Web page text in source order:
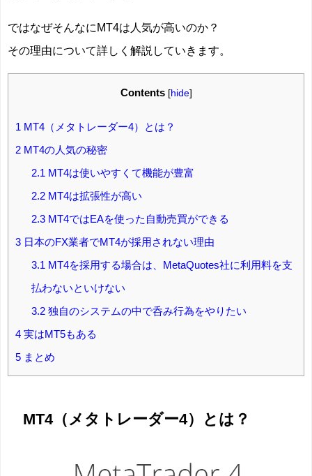
ではなぜそんなにMT4は人気が高いのか？
その理由について詳しく解説していきます。
Contents [hide]
1 MT4（メタトレーダー4）とは？
2 MT4の人気の秘密
2.1 MT4は使いやすくて機能が豊富
2.2MT4は拡張性が高い
2.3MT4ではEAを使った自動売買ができる
3 日本のFX業者でMT4が採用されない理由
3.1 MT4を採用する場合は、MetaQuotes社に利用料を支
払わないといけない
3.2独自のシステムの中で呑み行為をやりたい
4 実はMT5もある
5 まとめ
MT4（メタトレーダー4）とは？